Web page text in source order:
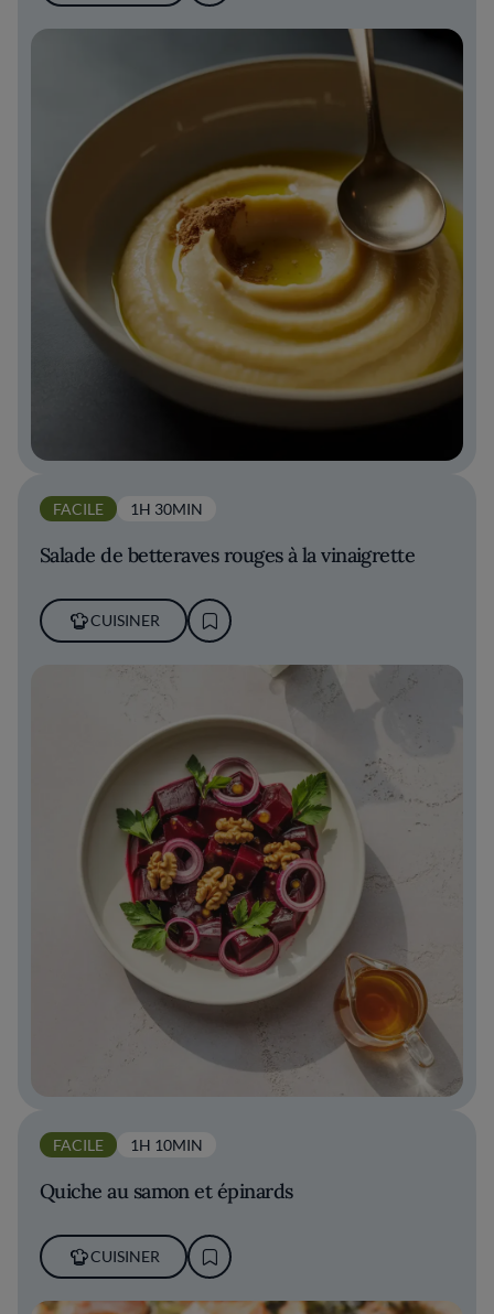
FACILE 1H 30MIN
Salade de betteraves rouges à la vinaigrette
CUISINER
FACILE 1H 10MIN
Quiche au samon et épinards
CUISINER